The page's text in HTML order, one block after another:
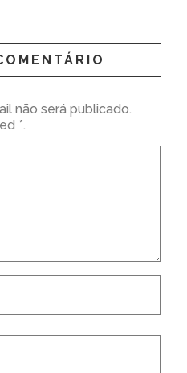
não será publicado.
*.